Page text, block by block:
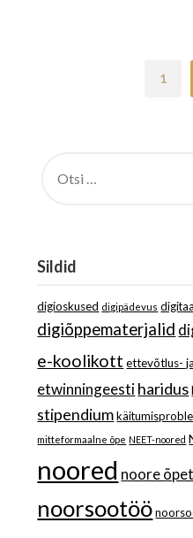
1
Sildid
digioskused digipädevus
digiõppematerjalid
e-koolikott ettevõtlus-
etwinningeestiharidus
stipendium
mitteformaalne õpe NEET-noored
noored noore
noorsootöö